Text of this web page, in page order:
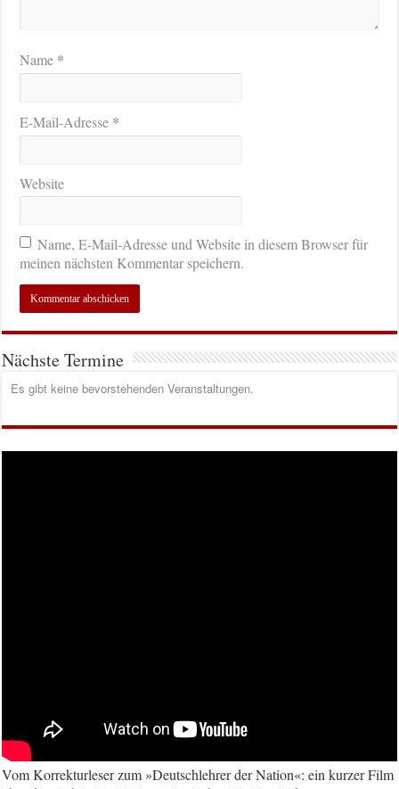
Name *
E-Mail-Adresse *
Website
Name, E-Mail-Adresse und Website in diesem Browser für
meinen nächsten Kommentar speichern.
Nächste Termine
Es gibt keine bevorstehenden Veranstaltungen.
Vom Korrekturleser zum »Deutschlehrer der Nation«: ein kurzer Film